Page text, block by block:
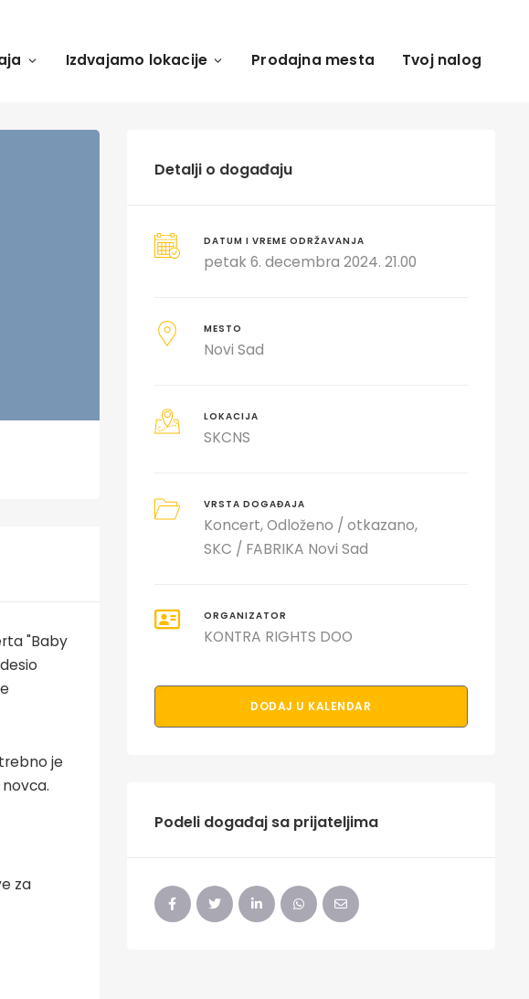
Izdvajamo lokacije Prodajna mesta Tvoj nalog
"Baby
je
za
Detalji o događaju
DATUM I VREME ODRŽAVANJA
petak 6. decembra 2024. 21.00
MESTO
Novi Sad
LOKACIJA
SKCNS
VRSTA DOGAĐAJA
Koncert Odloženo / otkazano
SKC / FABRIKA Novi Sad
ORGANIZATOR
KONTRA RIGHTS DOO
DODAJ U KALENDAR
Podeli događaj sa prijateljima